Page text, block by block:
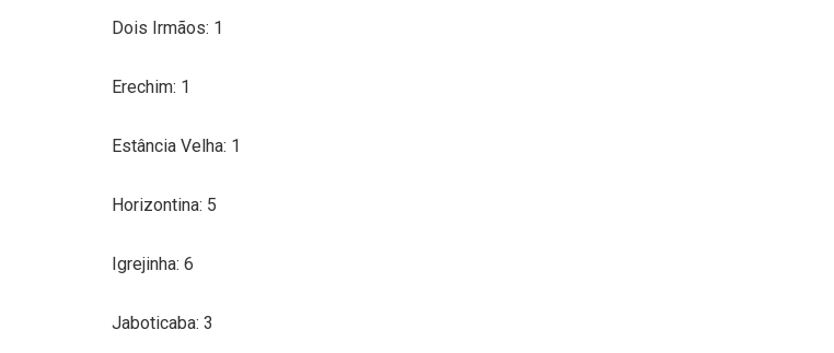
Dois Irmãos: 1
Erechim: 1
Estância Velha: 1
Horizontina: 5
Igrejinha: 6
Jaboticaba: 3